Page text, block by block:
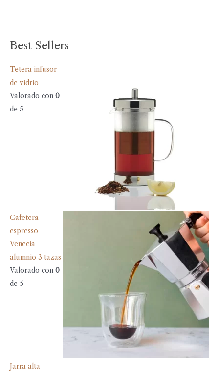
Best Sellers
Tetera infusor
de vidrio
Valorado con 0
de 5
Cafetera
espresso
Venecia
alumnio 3 tazas
Valorado con 0
de 5
Jarra alta